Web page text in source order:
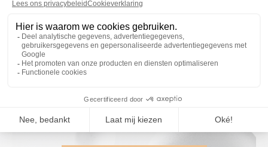
medewerkers met plezier samenkomen.
Het artikel lezen.
KLAAR OM SAMEN TE
WERKEN?